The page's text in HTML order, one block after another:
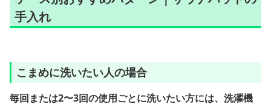
手入れ
こまめに洗いたい人の場合
毎回または2〜3回の使用ごとに洗いたい方には、洗濯機